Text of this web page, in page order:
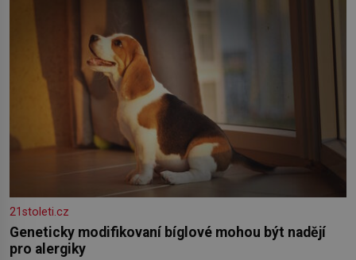
21stoleti.cz
Geneticky modifikovaní bíglové mohou být nadějí
pro alergiky